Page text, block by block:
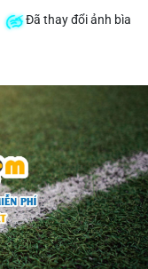
Đã thay đổi ảnh bìa